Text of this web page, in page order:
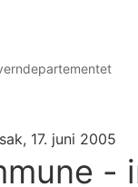
17. juni 2005
-